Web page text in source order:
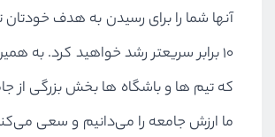
آنها شما را برای رسیدن به هدف
۱۰ برابر سریعتر رشد خواهید کرد. به
که تیم ها و باشگاه ها بخش بزرگی از
ما ارزش جامعه را می‌دانیم و سعی